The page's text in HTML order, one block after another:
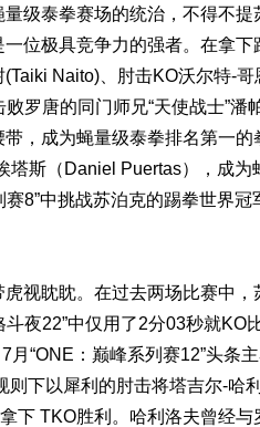
级泰拳赛场的统治，不得不
位极具竞争力的强者。在拿
Naito)、肘击KO沃尔特-哥
罗唐的同门师兄“天使战士”潘
，成为蝇量级泰拳排名第一
塔斯（Daniel Puertas），成
赛8”中挑战苏泊克的踢拳世界
视眈眈。在过去两场比赛中
斗夜22”中仅用了2分03秒就KO
月“ONE：巅峰系列赛12”头条
则下以犀利的肘击将塔吉尔-哈
下 TKO胜利。哈利洛夫曾经